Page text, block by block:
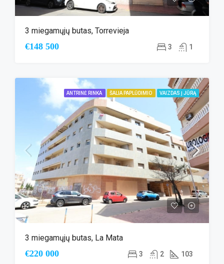
3 miegamųjų butas, Torrevieja
€148 500 3 1
ANTRINĖ RINKA ŠALIA PAPLŪDIMIO VAIZDAS Į JŪRĄ
3 miegamųjų butas, La Mata
€220 000 3 2 103